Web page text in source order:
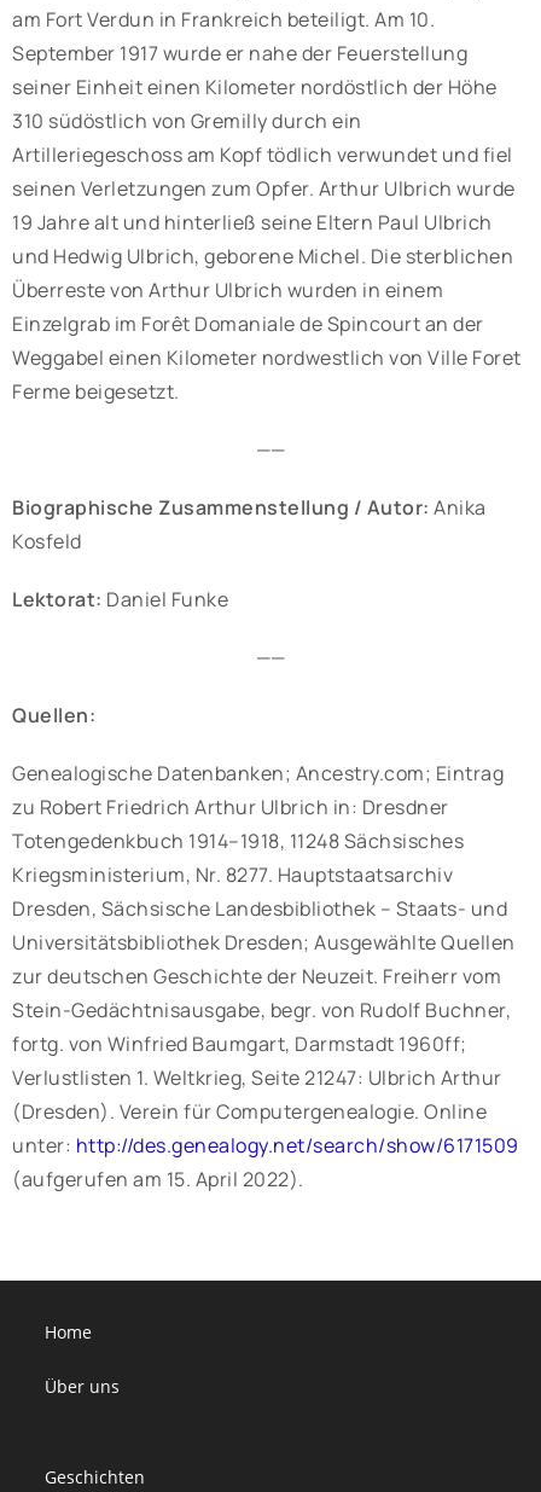
am Fort Verdun in Frankreich beteiligt. Am 10.
September 1917 wurde er nahe der Feuerstellung
seiner Einheit einen Kilometer nordöstlich der Höhe
310 südöstlich von Gremilly durch ein
Artilleriegeschoss am Kopf tödlich verwundet und fiel
seinen Verletzungen zum Opfer. Arthur Ulbrich wurde
19 Jahre alt und hinterließ seine Eltern Paul Ulbrich
und Hedwig Ulbrich, geborene Michel. Die sterblichen
Überreste von Arthur Ulbrich wurden in einem
Einzelgrab im Forêt Domaniale de Spincourt an der
Weggabel einen Kilometer nordwestlich von Ville Foret
Ferme beigesetzt.
——
Biographische Zusammenstellung / Autor: Anika
Kosfeld
Lektorat: Daniel Funke
——
Quellen:
Genealogische Datenbanken; Ancestry.com; Eintrag
zu Robert Friedrich Arthur Ulbrich in: Dresdner
Totengedenkbuch 1914–1918, 11248 Sächsisches
Kriegsministerium, Nr. 8277. Hauptstaatsarchiv
Dresden, Sächsische Landesbibliothek – Staats- und
Universitätsbibliothek Dresden; Ausgewählte Quellen
zur deutschen Geschichte der Neuzeit. Freiherr vom
Stein-Gedächtnisausgabe, begr. von Rudolf Buchner,
fortg. von Winfried Baumgart, Darmstadt 1960ff;
Verlustlisten 1. Weltkrieg, Seite 21247: Ulbrich Arthur
(Dresden). Verein für Computergenealogie. Online
unter: http://des.genealogy.net/search/show/6171509
(aufgerufen am 15. April 2022).
Home
Über uns
Geschichten